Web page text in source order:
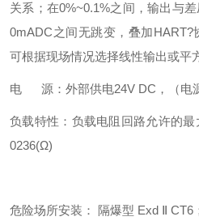
关系；在0%~0.1%之间，输出与
0mADC之间无跳变，叠加
可根据现场情况选择线性输出或平
电 源：外部供电24V DC，（电源
负载特性：负载电阻回路允许的
0236(Ω)
危险场所安装： 隔爆型 Exd Ⅱ CT6